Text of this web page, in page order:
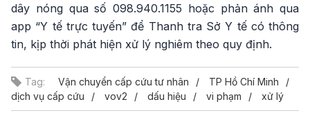
dây nóng qua số 098.940.1155 hoặc phản ánh qua
app “Y tế trực tuyến” để Thanh tra Sở Y tế có thông
tin, kịp thời phát hiện xử lý nghiêm theo quy định.
Tag: Vận chuyển cấp cứu tư nhân
TP Hồ Chí Minh
dịch vụ cấp cứu
vov2 dấu hiệu vi phạm xử lý